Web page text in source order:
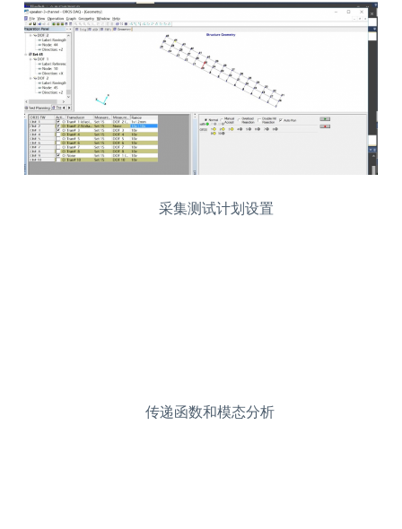
采集测试计划设置
传递函数和模态分析